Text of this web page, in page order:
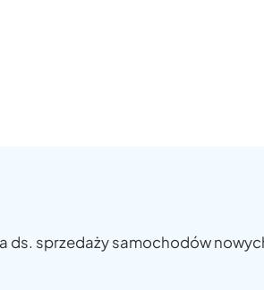
ds. sprzedaży samochodów